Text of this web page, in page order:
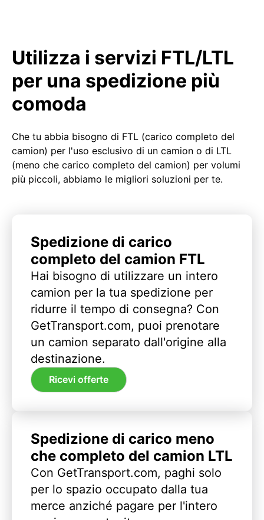
Utilizza i servizi FTL/LTL
per una spedizione più
comoda
Che tu abbia bisogno di FTL (carico completo del
camion) per l'uso esclusivo di un camion o di LTL
(meno che carico completo del camion) per volumi
più piccoli, abbiamo le migliori soluzioni per te.
Spedizione di carico
completo del camion FTL
Hai bisogno di utilizzare un intero
camion per la tua spedizione per
ridurre il tempo di consegna? Con
GetTransport.com, puoi prenotare
un camion separato dall'origine alla
destinazione.
Ricevi offerte
Spedizione di carico meno
che completo del camion LTL
Con GetTransport.com, paghi solo
per lo spazio occupato dalla tua
merce anziché pagare per l'intero